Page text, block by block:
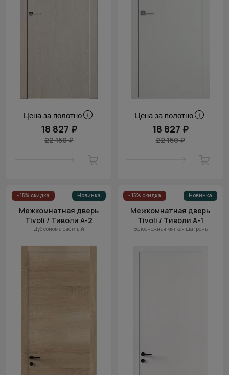
Цена за полотно
18 827 ₽
22 150 ₽
Цена за полотно
18 827 ₽
22 150 ₽
- 15% скидка Новинка
Межкомнатная дверь
Tivoli / Тиволи А-2
Дуб сонома светлый
- 15% скидка Новинка
Межкомнатная дверь
Tivoli / Тиволи А-1
Белоснежная мягкая шагрень